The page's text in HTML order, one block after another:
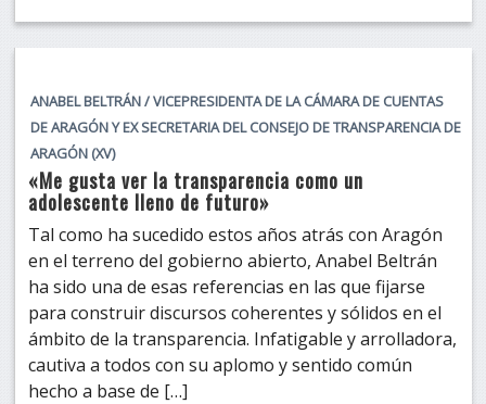
ANABEL BELTRÁN / VICEPRESIDENTA DE LA CÁMARA DE CUENTAS
DE ARAGÓN Y EX SECRETARIA DEL CONSEJO DE TRANSPARENCIA DE
ARAGÓN (XV)
«Me gusta ver la transparencia como un
adolescente lleno de futuro»
Tal como ha sucedido estos años atrás con Aragón
en el terreno del gobierno abierto, Anabel Beltrán
ha sido una de esas referencias en las que fijarse
para construir discursos coherentes y sólidos en el
ámbito de la transparencia. Infatigable y arrolladora,
cautiva a todos con su aplomo y sentido común
hecho a base de […]